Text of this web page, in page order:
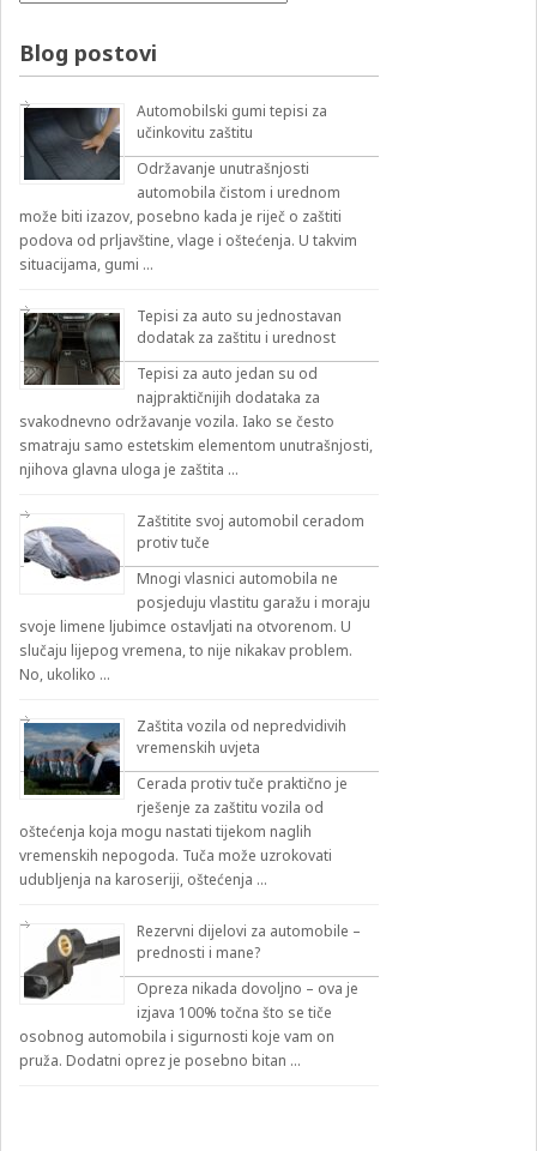
Blog postovi
Automobilski gumi tepisi za
učinkovitu zaštitu
Održavanje unutrašnjosti
automobila čistom i urednom
može biti izazov, posebno kada je riječ o zaštiti
podova od prljavštine, vlage i oštećenja. U takvim
situacijama, gumi …
Tepisi za auto su jednostavan
dodatak za zaštitu i urednost
Tepisi za auto jedan su od
najpraktičnijih dodataka za
svakodnevno održavanje vozila. Iako se često
smatraju samo estetskim elementom unutrašnjosti,
njihova glavna uloga je zaštita …
Zaštitite svoj automobil ceradom
protiv tuče
Mnogi vlasnici automobila ne
posjeduju vlastitu garažu i moraju
svoje limene ljubimce ostavljati na otvorenom. U
slučaju lijepog vremena, to nije nikakav problem.
No, ukoliko …
Zaštita vozila od nepredvidivih
vremenskih uvjeta
Cerada protiv tuče praktično je
rješenje za zaštitu vozila od
oštećenja koja mogu nastati tijekom naglih
vremenskih nepogoda. Tuča može uzrokovati
udubljenja na karoseriji, oštećenja …
Rezervni dijelovi za automobile –
prednosti i mane?
Opreza nikada dovoljno – ova je
izjava 100% točna što se tiče
osobnog automobila i sigurnosti koje vam on
pruža. Dodatni oprez je posebno bitan …